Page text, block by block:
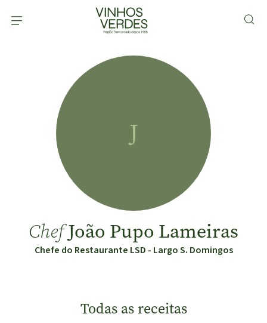
J
ChefJoão Pupo Lameiras
Chefe do Restaurante LSD - Largo S. Domingos
Todas as receitas